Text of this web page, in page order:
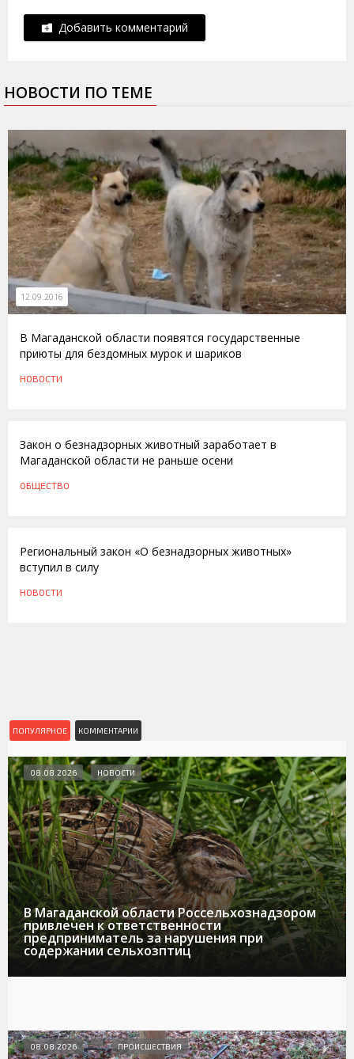
Добавить комментарий
НОВОСТИ ПО ТЕМЕ
12.09.2016
В Магаданской области появятся государственные
приюты для бездомных мурок и шариков
НОВОСТИ
Закон о безнадзорных животный заработает в
Магаданской области не раньше осени
ОБЩЕСТВО
Региональный закон «О безнадзорных животных»
вступил в силу
НОВОСТИ
ПОПУЛЯРНОЕ КОММЕНТАРИИ
В Магаданской области Россельхознадзором
привлечен к ответственности
предприниматель за нарушения при
содержании сельхозптиц
08.08.2026 НОВОСТИ
08.08.2026 ПРОИСШЕСТВИЯ